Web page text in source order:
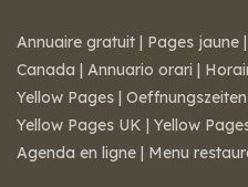
Annuaire gratuit | Pages jaune |
Canada | Annuario orari |
Yellow Pages |
Yellow Pages UK | Yellow
Agenda en ligne | Menu